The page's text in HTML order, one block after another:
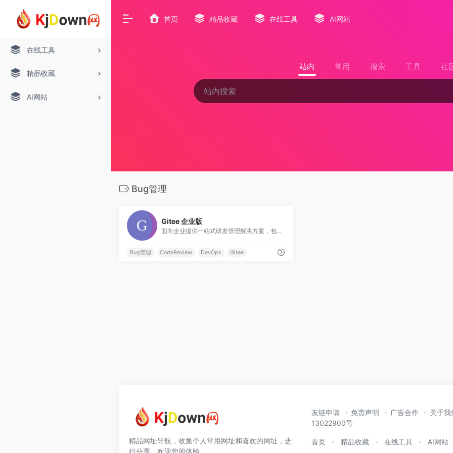
在线工具
精品收藏
AI网站
首页 精品收藏 在线工具 AI网站
站内 常用 搜索 工具 社
Bug管理
Gitee 企业版
面向企业提供一站式研发管理解决方案，包括代码管理、项目管理、文档协作、缺陷管理、持续集成等，帮助企业有序规划和管理研发过程，提升研发效率和质量。
Bug管理 CodeReview DevOps Gitee
精品网址导航，收集个人常用网址和喜欢的网址，进
行分享，欢迎您的体验。
友链申请 免责声明 广告合作
关于我
13022900号
首页 精品收藏 在线工具 AI网站